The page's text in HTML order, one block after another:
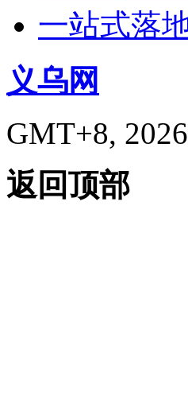
一站式落
义乌网
GMT+8,
返回顶部